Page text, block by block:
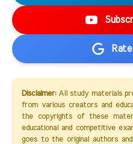
Disclaimer:All study materials
from various creators and
the copyrights of these
educational and competitive
goes to the original authors